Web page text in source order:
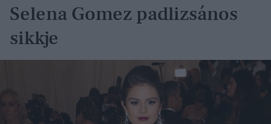
Selena Gomez padlizsános
sikkje